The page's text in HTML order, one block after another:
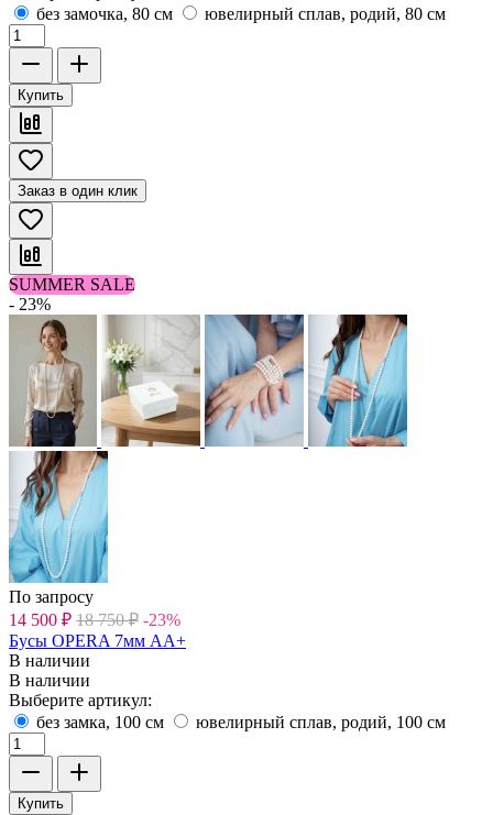
без замочка, 80 см
ювелирный сплав, родий, 80 см
Купить
Заказ в один клик
SUMMER SALE
- 23%
По запросу
14 500 ₽ 18 750 ₽ -23%
Бусы OPERA 7мм АА+
В наличии
В наличии
Выберите артикул:
без замка, 100 см
ювелирный сплав, родий, 100 см
Купить